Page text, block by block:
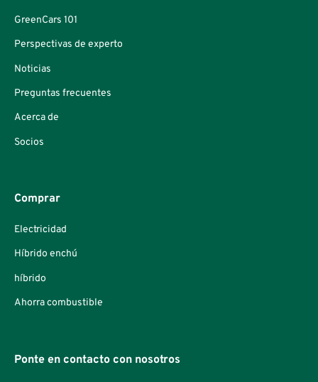
GreenCars 101
Perspectivas de experto
Noticias
Preguntas frecuentes
Acerca de
Socios
Comprar
Electricidad
Híbrido enchú
híbrido
Ahorra combustible
Ponte en contacto con nosotros